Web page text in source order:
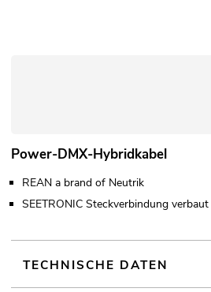
Power-DMX-Hybridkabel
REAN a brand of Neutrik
SEETRONIC Steckverbindung verbaut
TECHNISCHE DATEN